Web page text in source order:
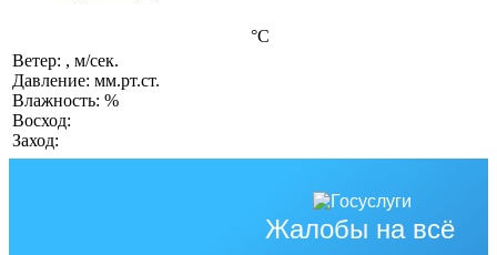
°C
Ветер: , м/сек.
Давление: мм.рт.ст.
Влажность: %
Восход:
Заход:
Жалобы на всё